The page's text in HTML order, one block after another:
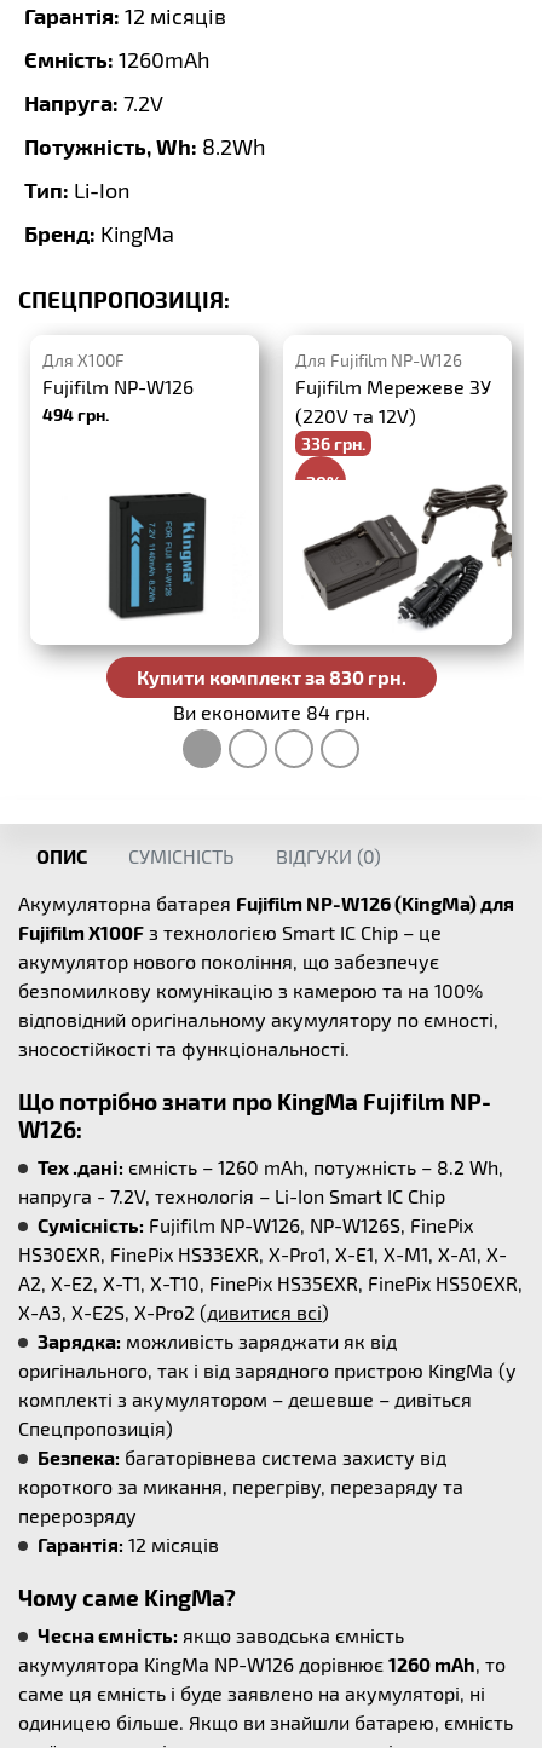
Гарантія: 12 місяців
Ємність: 1260mAh
Напруга: 7.2V
Потужність, Wh: 8.2Wh
Тип: Li-Ion
Бренд: KingMa
СПЕЦПРОПОЗИЦІЯ:
Для X100F
Fujifilm NP-W126
494 грн.
Для Fujifilm NP-W126
Fujifilm Мережеве ЗУ
(220V та 12V)
336 грн.
-20%
420 грн.
Купити комплект за 830 грн.
Ви економите 84 грн.
ОПИС СУМІСНІСТЬ ВІДГУКИ (0)
Акумуляторна батарея Fujifilm NP-W126 (KingMa) для
Fujifilm X100F з технологією Smart IC Chip – це
акумулятор нового покоління, що забезпечує
безпомилкову комунікацію з камерою та на 100%
відповідний оригінальному акумулятору по ємності,
зносостійкості та функціональності.
Що потрібно знати про KingMa Fujifilm NP-
W126:
Тех .дані: ємність – 1260 mAh, потужність – 8.2 Wh,
напруга - 7.2V, технологія – Li-Ion Smart IC Chip
Сумісність: Fujifilm NP-W126, NP-W126S, FinePix
HS30EXR, FinePix HS33EXR, X-Pro1, X-E1, X-M1, X-A1, X-
A2, X-E2, X-T1, X-T10, FinePix HS35EXR, FinePix HS50EXR,
X-A3, X-E2S, X-Pro2 (дивитися всі)
Зарядка: можливість заряджати як від
оригінального, так і від зарядного пристрою KingMa (у
комплекті з акумулятором – дешевше – дивіться
Спецпропозиція)
Безпека: багаторівнева система захисту від
короткого за микання, перегріву, перезаряду та
перерозряду
Гарантія: 12 місяців
Чому саме KingMa?
Чесна ємність: якщо заводська ємність
акумулятора KingMa NP-W126 дорівнює 1260 mAh, то
саме ця ємність і буде заявлено на акумуляторі, ні
одиницею більше. Якщо ви знайшли батарею, ємність